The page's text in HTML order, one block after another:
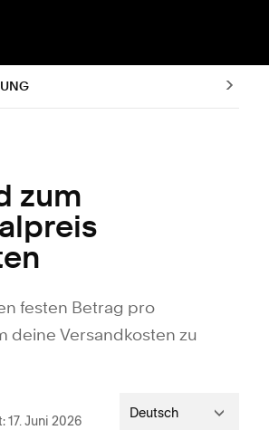
zum
festen Betrag pro
deine Versandkosten zu
Juni 2026 Deutsch